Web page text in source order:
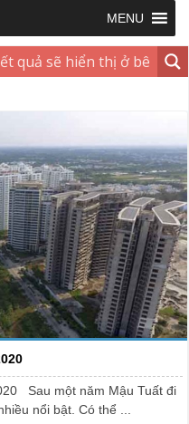
MENU
Sau một năm Mậu Tuất đi
nổi bật. Có thể ...